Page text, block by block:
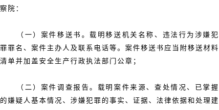
察院：
（一）案件移送书。载明移送机关名称、违法行为涉嫌犯
罪罪名、案件主办人及联系电话等。案件移送书应当附移送材料
清单并加盖安全生产行政执法部门公章；
（二）案件调查报告。载明案件来源、查处情况、已掌握
的嫌疑人基本情况、涉嫌犯罪的事实、证据、法律依据和处理建